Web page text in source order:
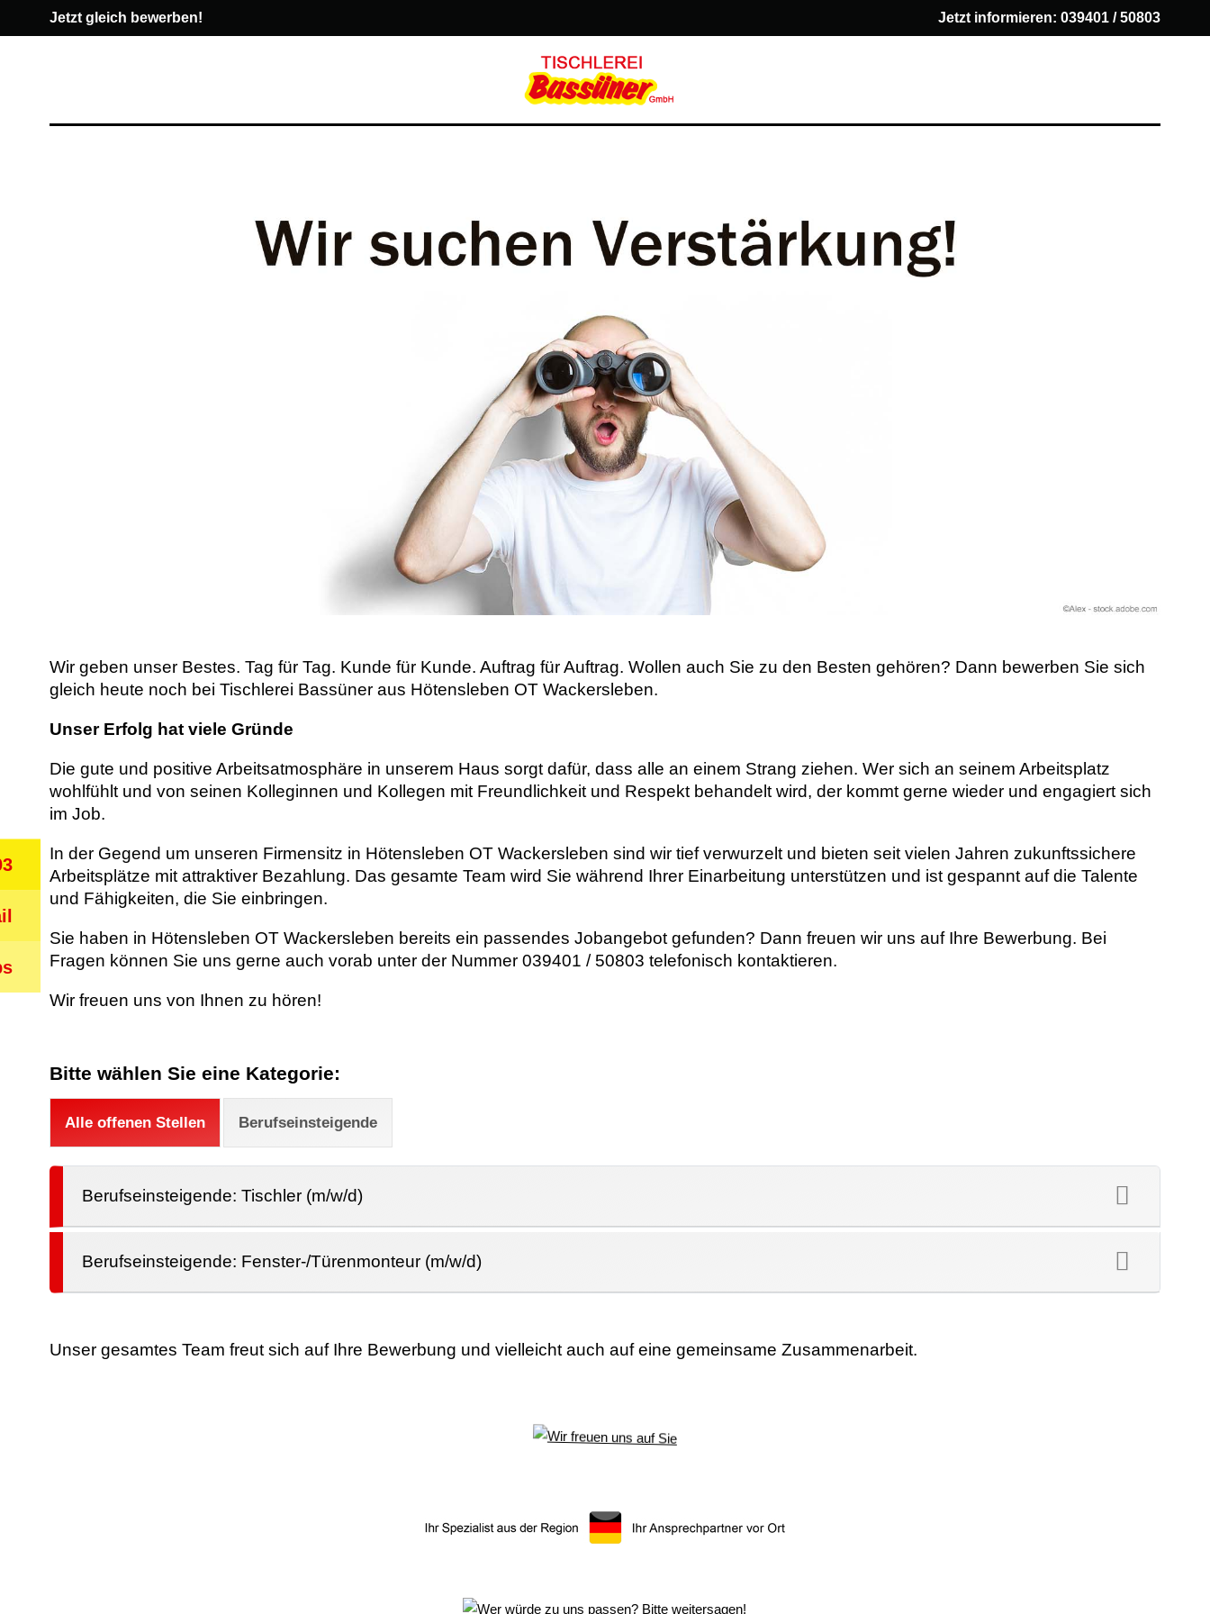
Jetzt gleich bewerben! Jetzt informieren: 039401 / 50803
Wir geben unser Bestes. Tag für Tag. Kunde für Kunde. Auftrag für Auftrag. Wollen auch Sie zu den Besten gehören? Dann bewerben Sie sich
gleich heute noch bei Tischlerei Bassüner aus Hötensleben OT Wackersleben.
Unser Erfolg hat viele Gründe
Die gute und positive Arbeitsatmosphäre in unserem Haus sorgt dafür, dass alle an einem Strang ziehen. Wer sich an seinem Arbeitsplatz
wohlfühlt und von seinen Kolleginnen und Kollegen mit Freundlichkeit und Respekt behandelt wird, der kommt gerne wieder und engagiert sich
im Job.
In der Gegend um unseren Firmensitz in Hötensleben OT Wackersleben sind wir tief verwurzelt und bieten seit vielen Jahren zukunftssichere
Arbeitsplätze mit attraktiver Bezahlung. Das gesamte Team wird Sie während Ihrer Einarbeitung unterstützen und ist gespannt auf die Talente
und Fähigkeiten, die Sie einbringen.
Sie haben in Hötensleben OT Wackersleben bereits ein passendes Jobangebot gefunden? Dann freuen wir uns auf Ihre Bewerbung. Bei
Fragen können Sie uns gerne auch vorab unter der Nummer 039401 / 50803 telefonisch kontaktieren.
Wir freuen uns von Ihnen zu hören!
Bitte wählen Sie eine Kategorie:
Alle offenen Stellen Berufseinsteigende
Berufseinsteigende: Tischler (m/w/d)
Berufseinsteigende: Fenster-/Türenmonteur (m/w/d)
Unser gesamtes Team freut sich auf Ihre Bewerbung und vielleicht auch auf eine gemeinsame Zusammenarbeit.